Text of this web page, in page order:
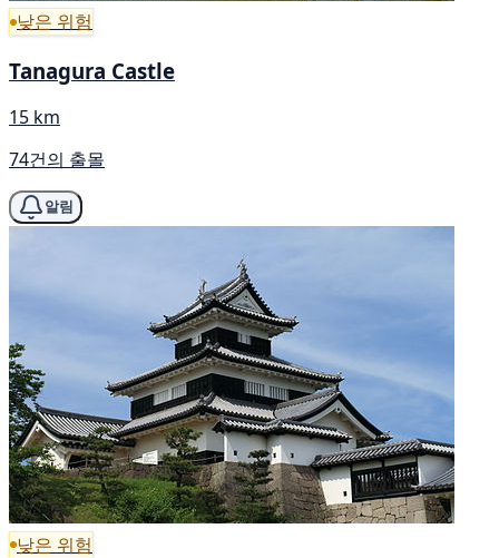
낮은 위험
Tanagura Castle
15 km
74건의 출몰
알림
낮은 위험